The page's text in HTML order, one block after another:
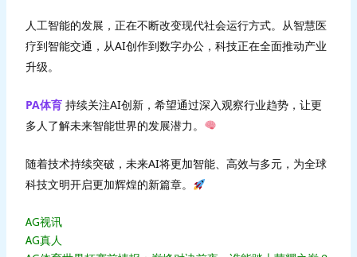
人工智能的发展，正在不断改变现代社会运行方式。从智慧医
疗到智能交通，从AI创作到数字办公，科技正在全面推动产业
升级。
PA体育持续关注AI创新，希望通过深入观察行业趋势，让更
多人了解未来智能世界的发展潜力。
随着技术持续突破，未来AI将更加智能、高效与多元，为全球
科技文明开启更加辉煌的新篇章。
AG视讯
AG真人